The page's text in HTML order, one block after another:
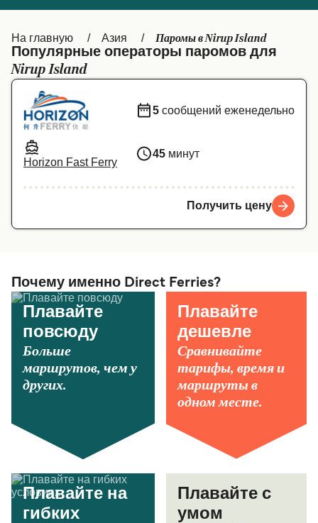
Ελλάδα Belgique (FR)
Polska
Schweiz (DE)
Україна
المغرب Maroc (FR)
На главную Азия Паромы в Nirup Island
Популярные операторы паромов для
Nirup Island
Horizon Fast Ferry
5 сообщений еженедельно
45 минут
Получить цену
Почему именно Direct Ferries?
Плавайте
повсюду
Больше
маршрутов, чем у
других.
Плавайте
дешевле
Сравнивайте
тарифы, время и
маршруты в
одном месте.
Плавайте на
гибких
Плавайте с
умом